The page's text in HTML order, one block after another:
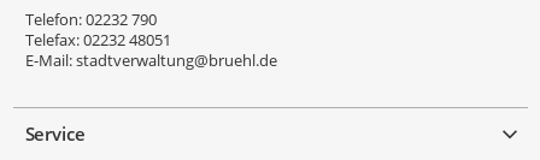
Telefon:02232 790
Telefax:02232 48051
E-Mail:stadtverwaltung@bruehl.de
Service